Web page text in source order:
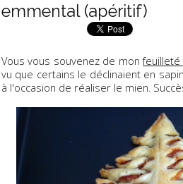
emmental (apéritif)
Vous vous souvenez de mon
vu que certains le déclinaient en
à l'occasion de réaliser le mien.